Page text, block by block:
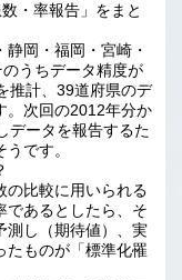
・率報告」をまと
岡・福岡・宮崎・
うちデータ精度が
推計、39道府県のデ
。次回の2012年分か
データを報告するた
です。
の比較に用いられる
であるとしたら、そ
測し（期待値）、実
たものが「標準化罹